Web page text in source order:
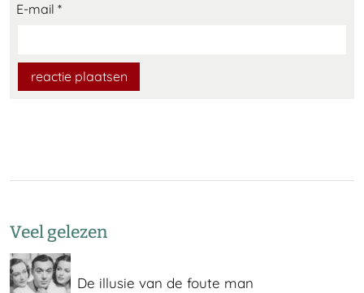
E-mail *
Veel gelezen
De illusie van de foute man